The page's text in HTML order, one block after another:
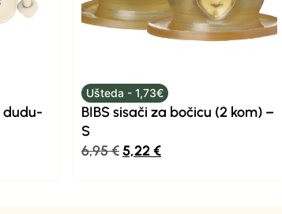
dudu-
Ušteda - 1,73€
BIBS sisači za bočicu (2 kom) –
S
6,95€5,22€